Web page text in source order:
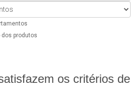
produtos
os critérios de